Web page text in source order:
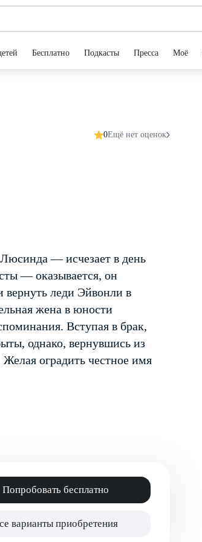
Бесплатно Подкасты Пресса Моё
0Ещё нет оценок
— исчезает в день
— оказывается, он
леди Эйвонли в
жена в юности
Вступая в брак,
однако, вернувшись из
оградить честное имя
Попробовать бесплатно
варианты приобретения